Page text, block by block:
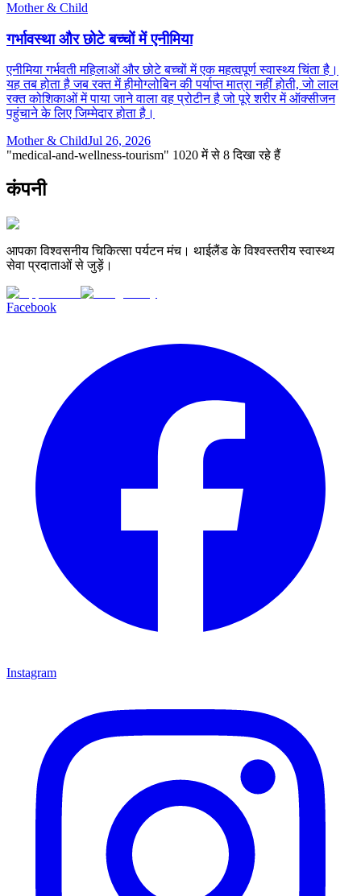
Mother & Child
गर्भावस्था और छोटे बच्चों में एनीमिया
एनीमिया गर्भवती महिलाओं और छोटे बच्चों में एक महत्वपूर्ण स्वास्थ्य चिंता है।
यह तब होता है जब रक्त में हीमोग्लोबिन की पर्याप्त मात्रा नहीं होती, जो लाल
रक्त कोशिकाओं में पाया जाने वाला वह प्रोटीन है जो पूरे शरीर में ऑक्सीजन
पहुंचाने के लिए जिम्मेदार होता है।
Mother & ChildJul 26, 2026
"medical-and-wellness-tourism" 1020 में से 8 दिखा रहे हैं
कंपनी
आपका विश्वसनीय चिकित्सा पर्यटन मंच। थाईलैंड के विश्वस्तरीय स्वास्थ्य
सेवा प्रदाताओं से जुड़ें।
Facebook
Instagram